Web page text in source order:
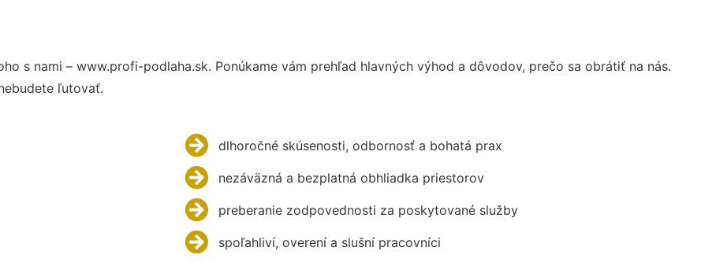
s nami – www.profi-podlaha.sk. Ponúkame vám prehľad hlavných výhod a dôvodov, prečo sa obrátiť na nás.
ľutovať.
dlhoročné skúsenosti, odbornosť a bohatá prax
nezáväzná a bezplatná obhliadka priestorov
preberanie zodpovednosti za poskytované služby
spoľahliví, overení a slušní pracovníci